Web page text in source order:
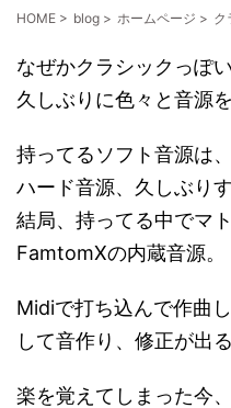
HOME > blog > ホームページ > ク
なぜかクラシックっぽ
久しぶりに色々と音源
持ってるソフト音源は
ハード音源、久しぶり
結局、持ってる中でマ
FamtomXの内蔵音源。
Midiで打ち込んで作曲
して音作り、修正が出
楽を覚えてしまった今